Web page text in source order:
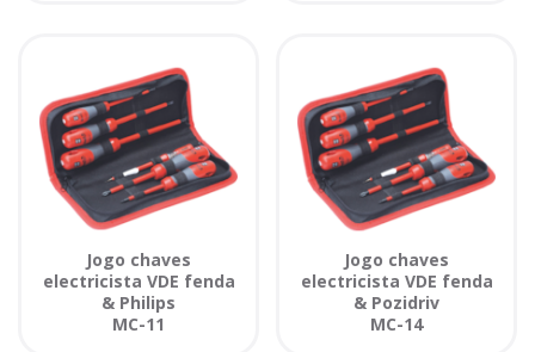
Jogo chaves
electricista VDE fenda
& Philips
MC-11
Jogo chaves
electricista VDE fenda
& Pozidriv
MC-14